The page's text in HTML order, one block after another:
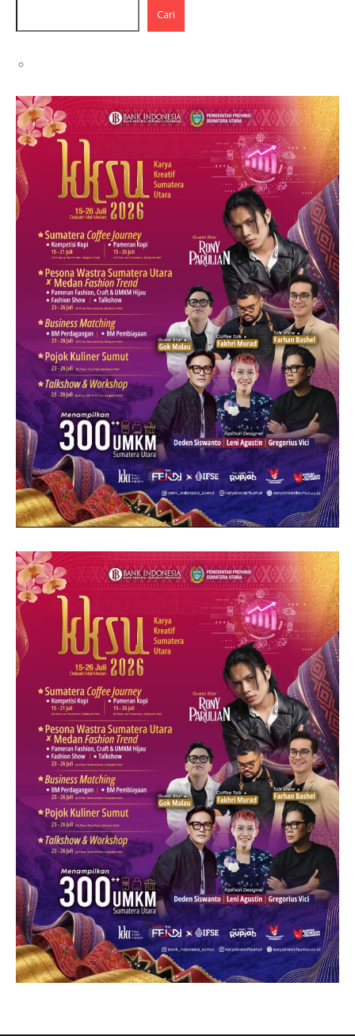
Cari